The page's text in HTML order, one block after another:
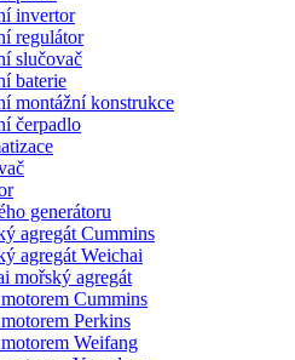
invertor
regulátor
slučovač
baterie
montážní konstrukce
čerpadlo
generátoru
agregát Cummins
agregát Weichai
mořský agregát
Cummins
Perkins
Weifang